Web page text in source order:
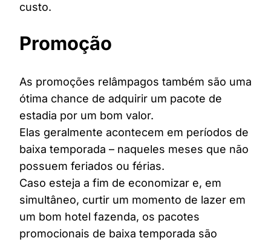
custo.
Promoção
As promoções relâmpagos também são uma
ótima chance de adquirir um pacote de
estadia por um bom valor.
Elas geralmente acontecem em períodos de
baixa temporada – naqueles meses que não
possuem feriados ou férias.
Caso esteja a fim de economizar e, em
simultâneo, curtir um momento de lazer em
um bom hotel fazenda, os pacotes
promocionais de baixa temporada são